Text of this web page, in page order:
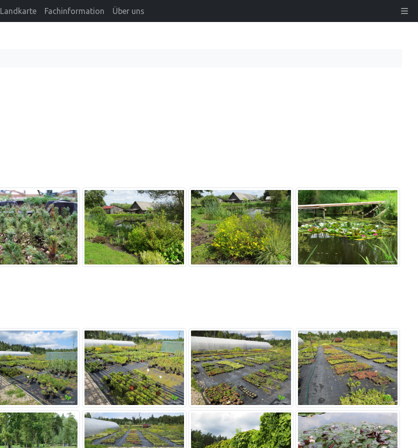
Landkarte Fachinformation Über uns